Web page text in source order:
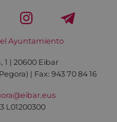
Ayuntamiento
| 20600 Eibar
| Fax: 943 70 84 16
L01200300